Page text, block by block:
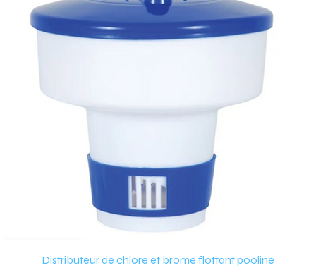
Distributeur de chlore et brome flottant pooline